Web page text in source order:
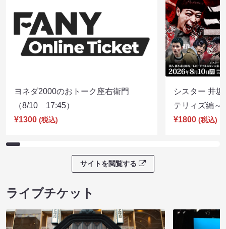
ヨネダ2000のおトーク座右衛門
（8/10 17:45）
¥1300 (税込)
シスター 井
テリィズ編
¥1800 (税込)
サイトを閲覧する
ライブチケット